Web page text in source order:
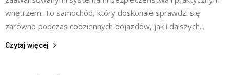
wnętrzem. To samochód, który doskonale sprawdzi się
zarówno podczas codziennych dojazdów, jak i dalszych...
Czytaj więcej